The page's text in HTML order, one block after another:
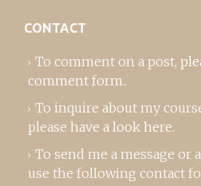
CONTACT
To comment on a post,
comment form..
To inquire about my
please have a look here.
To send me a message or
use the following contact